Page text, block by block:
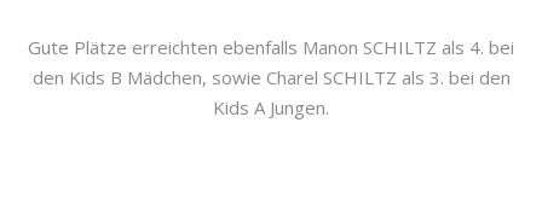
Gute Plätze erreichten ebenfalls Manon SCHILTZ als 4. bei
den Kids B Mädchen, sowie Charel SCHILTZ als 3. bei den
Kids A Jungen.